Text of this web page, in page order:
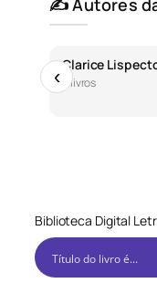
✍️ Autores
‹
Clarice
6 livros
Biblioteca Digital